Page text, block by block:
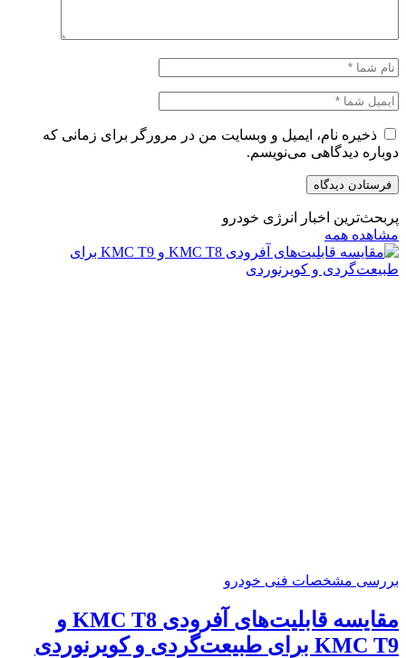
ذخیره نام، ایمیل و وبسایت من در مرورگر برای زمانی که
دوباره دیدگاهی می‌نویسم.
پربحث‌ترین اخبار انرژی خودرو
مشاهده همه
بررسی مشخصات فنی خودرو
مقایسه قابلیت‌های آفرودی KMC T8 و
KMC T9 برای طبیعت‌گردی و کویرنوردی